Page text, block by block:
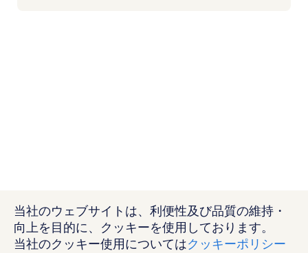
当社のウェブサイトは、利便性及び品質の維持・
向上を目的に、クッキーを使用しております。
当社のクッキー使用についてはクッキーポリシー